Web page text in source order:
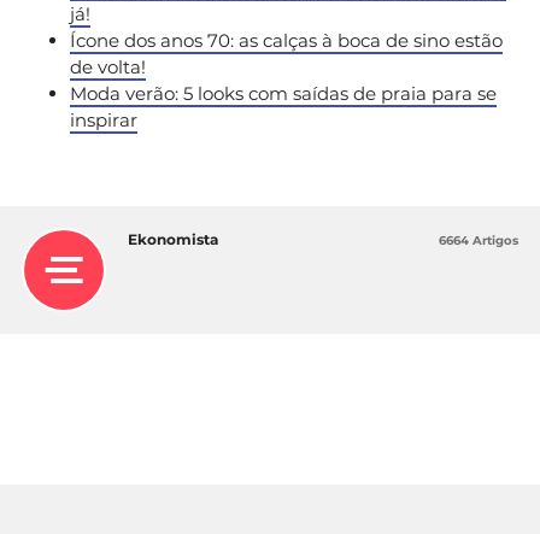
já!
Ícone dos anos 70: as calças à boca de sino estão
de volta!
Moda verão: 5 looks com saídas de praia para se
inspirar
Ekonomista 6664 Artigos